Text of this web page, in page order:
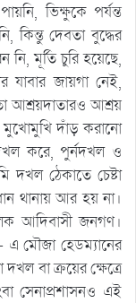
ভিক্ষুকে পর্যন্ত
কিন্তু দেবতা বুদ্ধের
নি, মূর্তি চুরি হয়েছে,
যাবার জায়গা নেই,
আশ্রয়দাতারও আশ্রয়
মুখোমুখি দাঁড় করানো
দখল করে, পুর্নদখল ও
দখল ঠেকাতে চেষ্টা
থানায় আর হয় না।
আদিবাসী জনগণ।
এ মৌজা হেডম্যানের
বা ক্রয়ের ক্ষেত্রে
সেনাপ্রশাসনও এই